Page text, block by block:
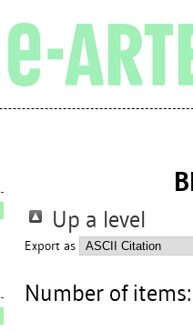
Up a level
Export as
Number of